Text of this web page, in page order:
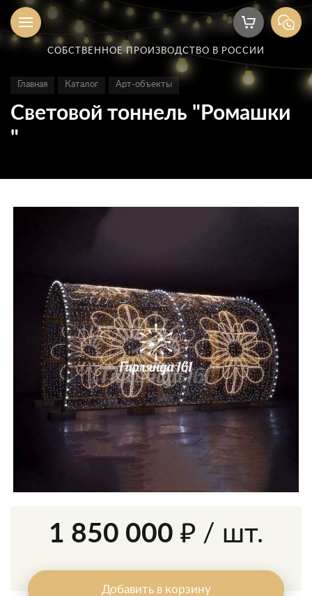
СОБСТВЕННОЕ ПРОИЗВОДСТВО В РОССИИ
Главная Каталог Арт-объекты
Световой тоннель "Ромашки
"
1 850 000 ₽ / шт.
Добавить в корзину